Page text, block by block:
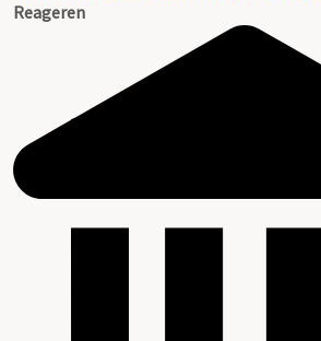
Inventaris, D.P.M. Graswinckel, 1922
Reageren